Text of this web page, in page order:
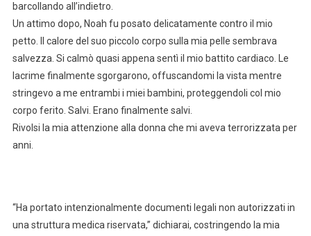
barcollando all’indietro.
Un attimo dopo, Noah fu posato delicatamente contro il mio
petto. Il calore del suo piccolo corpo sulla mia pelle sembrava
salvezza. Si calmò quasi appena sentì il mio battito cardiaco. Le
lacrime finalmente sgorgarono, offuscandomi la vista mentre
stringevo a me entrambi i miei bambini, proteggendoli col mio
corpo ferito. Salvi. Erano finalmente salvi.
Rivolsi la mia attenzione alla donna che mi aveva terrorizzata per
anni.
“Ha portato intenzionalmente documenti legali non autorizzati in
una struttura medica riservata,” dichiarai, costringendo la mia